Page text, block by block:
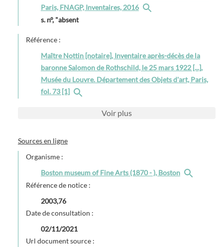
Paris, FNAGP, Inventaires, 2016
s. n°, "absent
Référence :
Maître Nottin [notaire], Inventaire après-décès de la
baronne Salomon de Rothschild, le 25 mars 1922 [...],
Musée du Louvre. Département des Objets d'art, Paris,
fol. 73 [1]
Voir plus
Sources en ligne
Organisme :
Boston museum of Fine Arts (1870 - ), Boston
Référence de notice :
2003,76
Date de consultation :
02/11/2021
Url document source :